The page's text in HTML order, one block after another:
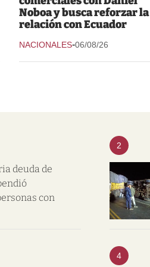
Noboa y busca reforzar la
relación con Ecuador
NACIONALES-06/08/26
deuda de
con
2
4